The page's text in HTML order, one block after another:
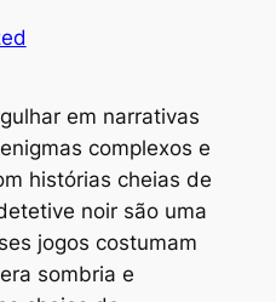
em narrativas
complexos e
histórias cheias de
noir são uma
jogos costumam
sombria e